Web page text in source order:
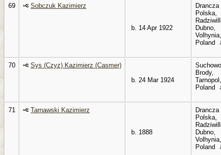
69 Sobczuk Kazimierz
b. 14 Apr 1922
Drancza
Polska,
Dubno,
Volhynia,
Poland
70
Sys (Czyz) Kazimierz (Casmer)
b. 24 Mar 1924
Brody,
Tarnopol,
Poland
71 Tarnawski Kazimierz
b. 1888
Drancza
Polska,
Dubno,
Volhynia,
Poland